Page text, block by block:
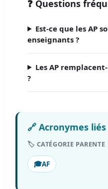
❓ Questions
Est-ce que les AP
enseignants ?
Les AP
?
🔗 Acronymes liés
🏷️ CATÉGORIE PARENTE
🎓AF